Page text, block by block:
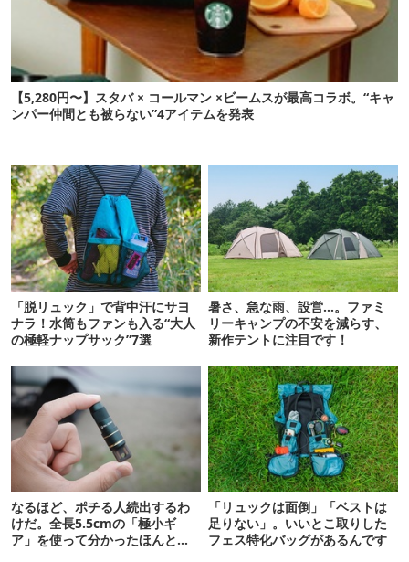
【5,280円〜】スタバ × コールマン ×ビームスが最高コラボ。“キャ
ンパー仲間とも被らない”4アイテムを発表
「脱リュック」で背中汗にサヨ
ナラ！水筒もファンも入る“大人
の極軽ナップサック”7選
暑さ、急な雨、設営…。ファミ
リーキャンプの不安を減らす、
新作テントに注目です！
なるほど、ポチる人続出するわ
けだ。全長5.5cmの「極小ギ
ア」を使って分かったほんとの
「リュックは面倒」「ベストは
足りない」。いいとこ取りした
フェス特化バッグがあるんです